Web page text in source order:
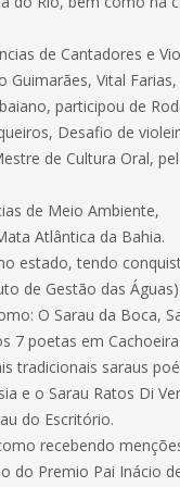
de Cantadores e
Guimarães, Vital Farias,
participou de
Desafio de
de Cultura Oral,
de Meio Ambiente,
Atlântica da Bahia.
estado, tendo
de Gestão das Águas).
O Sarau da Boca,
7 poetas em
tradicionais saraus
e o Sarau Ratos Di
do Escritório.
recebendo
do Premio Pai Inácio